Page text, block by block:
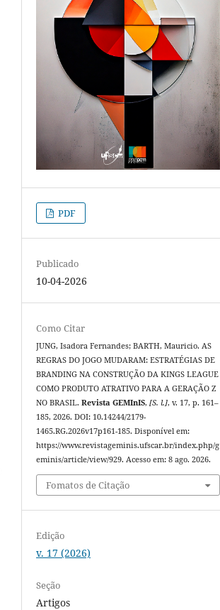
PDF
Publicado
10-04-2026
Como Citar
JUNG, Isadora Fernandes; BARTH, Mauricio. AS
REGRAS DO JOGO MUDARAM: ESTRATÉGIAS DE
BRANDING NA CONSTRUÇÃO DA KINGS LEAGUE
COMO PRODUTO ATRATIVO PARA A GERAÇÃO Z
NO BRASIL.Revista GEMInIS,[S. l.], v. 17, p. 161–
185, 2026. DOI: 10.14244/2179-
1465.RG.2026v17p161-185. Disponível em:
https://www.revistageminis.ufscar.br/index.php/g
eminis/article/view/929. Acesso em: 8 ago. 2026.
Fomatos de Citação
Edição
v. 17 (2026)
Seção
Artigos